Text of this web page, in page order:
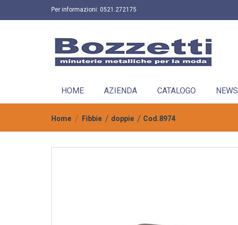
Per informazioni: 0521.272175
HOME AZIENDA CATALOGO NEWS
Home Fibbie doppie Cod.8974